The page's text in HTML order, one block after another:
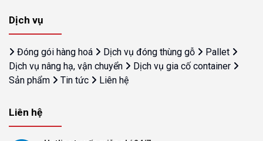
Dịch vụ
Đóng gói hàng hoá Dịch vụ đóng thùng gỗ
Pallet
Dịch vụ nâng hạ, vận chuyển
Dịch vụ gia cố container
Sản phẩm
Tin tức Liên hệ
Liên hệ